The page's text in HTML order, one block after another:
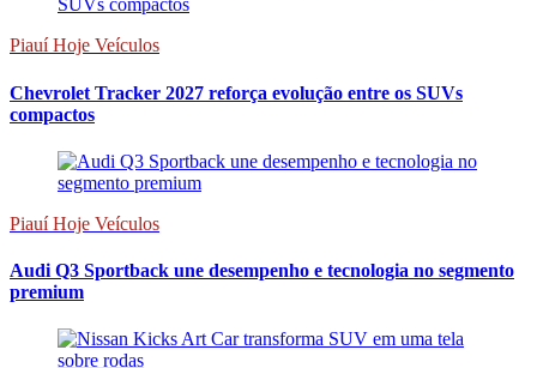
Piauí Hoje Veículos
Chevrolet Tracker 2027 reforça evolução entre os SUVs
compactos
Piauí Hoje Veículos
Audi Q3 Sportback une desempenho e tecnologia no segmento
premium